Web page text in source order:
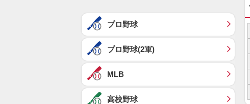
プロ野球
プロ野球(2軍)
MLB
高校野球